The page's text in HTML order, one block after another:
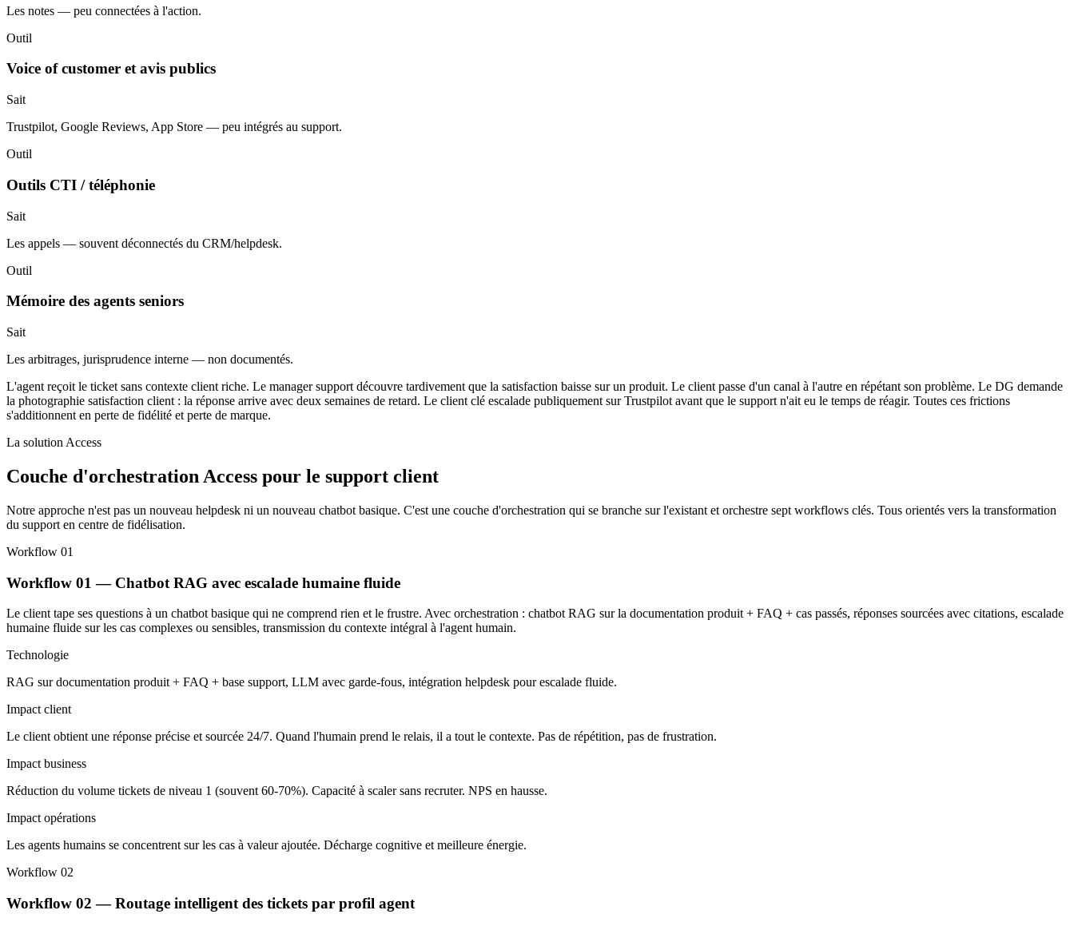
Les notes — peu connectées à l'action.
Outil
Voice of customer et avis publics
Sait
Trustpilot, Google Reviews, App Store — peu intégrés au support.
Outil
Outils CTI / téléphonie
Sait
Les appels — souvent déconnectés du CRM/helpdesk.
Outil
Mémoire des agents seniors
Sait
Les arbitrages, jurisprudence interne — non documentés.
L'agent reçoit le ticket sans contexte client riche. Le manager support découvre tardivement que la satisfaction baisse sur un produit. Le client passe d'un canal à l'autre en répétant son problème. Le DG demande
la photographie satisfaction client : la réponse arrive avec deux semaines de retard. Le client clé escalade publiquement sur Trustpilot avant que le support n'ait eu le temps de réagir. Toutes ces frictions
s'additionnent en perte de fidélité et perte de marque.
La solution Access
Couche d'orchestration Access pour le support client
Notre approche n'est pas un nouveau helpdesk ni un nouveau chatbot basique. C'est une couche d'orchestration qui se branche sur l'existant et orchestre sept workflows clés. Tous orientés vers la transformation
du support en centre de fidélisation.
Workflow 01
Workflow 01 — Chatbot RAG avec escalade humaine fluide
Le client tape ses questions à un chatbot basique qui ne comprend rien et le frustre. Avec orchestration : chatbot RAG sur la documentation produit + FAQ + cas passés, réponses sourcées avec citations, escalade
humaine fluide sur les cas complexes ou sensibles, transmission du contexte intégral à l'agent humain.
Technologie
RAG sur documentation produit + FAQ + base support, LLM avec garde-fous, intégration helpdesk pour escalade fluide.
Impact client
Le client obtient une réponse précise et sourcée 24/7. Quand l'humain prend le relais, il a tout le contexte. Pas de répétition, pas de frustration.
Impact business
Réduction du volume tickets de niveau 1 (souvent 60-70%). Capacité à scaler sans recruter. NPS en hausse.
Impact opérations
Les agents humains se concentrent sur les cas à valeur ajoutée. Décharge cognitive et meilleure énergie.
Workflow 02
Workflow 02 — Routage intelligent des tickets par profil agent